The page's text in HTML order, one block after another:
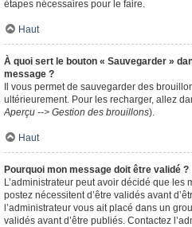
étapes nécessaires pour le faire.
Haut
À quoi sert le bouton « Sauvegarder »
message ?
Il vous permet de sauvegarder des
ultérieurement. Pour les recharger, allez
Aperçu --> Gestion des brouillons).
Haut
Pourquoi mon message doit être validé ?
L’administrateur peut avoir décidé que
postez nécessitent d’être validés avant
l’administrateur vous ait placé dans un
validés avant d’être publiés. Contactez